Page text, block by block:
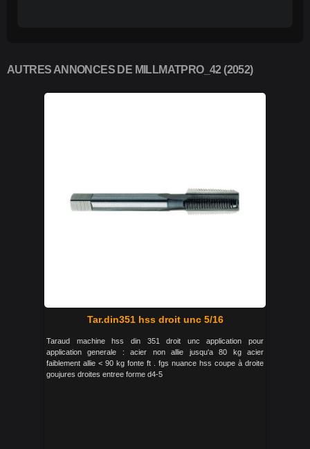
AUTRES ANNONCES DE MILLMATPRO_42 (2052)
Tar.din351 hss droit unc 5/16
Taraud machine hss din 351 droit unc application pour
application generale : acier non allie jusqu'a 80 kg acier
faiblement allie < 90 kg fonte ft . fgs nuance hss coupe à droite
goujures droites entree forme d4-5